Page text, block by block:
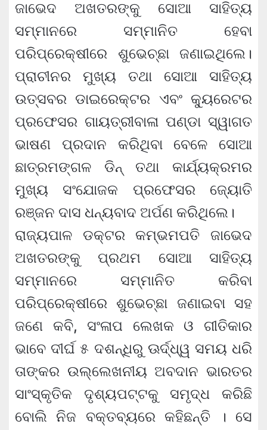
ଜାଭେଦ ଅଖତରଙ୍କୁ ସୋଆ ସାହିତ୍ୟ
ସମ୍ମାନରେ ସମ୍ମାନିତ ହେବା
ପରିପ୍ରେକ୍ଷୀରେ ଶୁଭେଚ୍ଛା ଜଣାଇଥିଲେ।
ପ୍ରାଚୀନର ମୁଖ୍ୟ ତଥା ସୋଆ ସାହିତ୍ୟ
ଉତ୍ସବର ଡାଇରେକ୍ଟର ଏବଂ କ୍ୟୁରେଟର
ପ୍ରଫେସର ଗାୟତ୍ରୀବାଳା ପଣ୍ଡା ସ୍ୱାଗତ
ଭାଷଣ ପ୍ରଦାନ କରିଥିବା ବେଳେ ସୋଆ
ଛାତ୍ରମଙ୍ଗଳ ଡିନ୍ ତଥା କାର୍ଯ୍ୟକ୍ରମର
ମୁଖ୍ୟ ସଂଯୋଜକ ପ୍ରଫେସର ଜ୍ୟୋତି
ରଞ୍ଜନ ଦାସ ଧନ୍ୟବାଦ ଅର୍ପଣ କରିଥିଲେ।
ରାଜ୍ୟପାଳ ଡକ୍ଟର କମ୍ଭମପତି ଜାଭେଦ
ଅଖତରଙ୍କୁ ପ୍ରଥମ ସୋଆ ସାହିତ୍ୟ
ସମ୍ମାନରେ ସମ୍ମାନିତ କରିବା
ପରିପ୍ରେକ୍ଷୀରେ ଶୁଭେଚ୍ଛା ଜଣାଇବା ସହ
ଜଣେ କବି, ସଂଳାପ ଲେଖକ ଓ ଗୀତିକାର
ଭାବେ ଦୀର୍ଘ ୫ ଦଶନ୍ଧିରୁ ଊର୍ଦ୍ଧ୍ୱ ସମୟ ଧରି
ତାଙ୍କର ଉଲ୍ଲେଖନୀୟ ଅବଦାନ ଭାରତର
ସାଂସ୍କୃତିକ ଦୃଶ୍ୟପଟ୍ଟକୁ ସମୃଦ୍ଧ କରିଛି
ବୋଲି ନିଜ ବକ୍ତବ୍ୟରେ କହିଛନ୍ତି । ସେ